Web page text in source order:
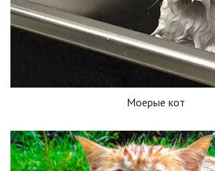
Моерые кот